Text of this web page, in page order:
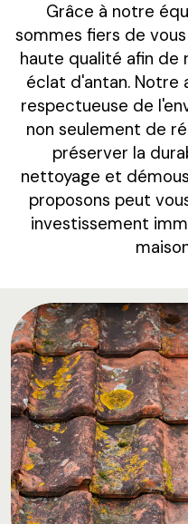
Grâce à notre
sommes fiers de
haute qualité afin
éclat d'antan. Notre
respectueuse de
non seulement de
préserver la
nettoyage et
proposons peut
investissement